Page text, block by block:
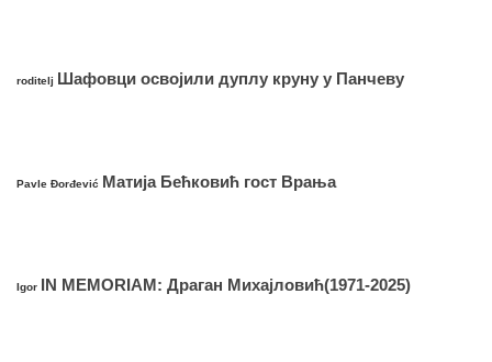
roditelj Шафовци освојили дуплу круну у Панчеву
Pavle Đorđević Матија Бећковић гост Врања
Igor IN MEMORIAM: Драган Михајловић(1971-2025)